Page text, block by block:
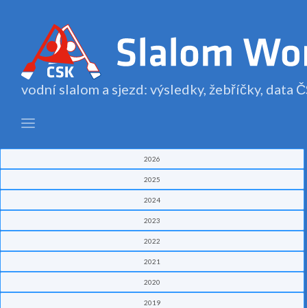
vodní slalom a sjezd: výsledky, žebříčky, data
2026
2025
2024
2023
2022
2021
2020
2019